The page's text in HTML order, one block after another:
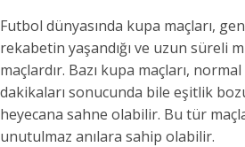
Futbol dünyasında kupa maçları,
rekabetin yaşandığı ve uzun süreli
maçlardır. Bazı kupa maçları,
dakikaları sonucunda bile eşitlik
heyecana sahne olabilir. Bu tür
unutulmaz anılara sahip olabilir.